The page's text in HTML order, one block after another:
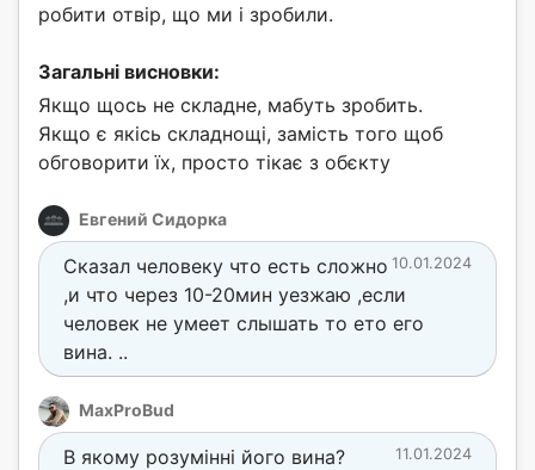
робити отвір, що ми і зробили.
Загальні висновки:
Якщо щось не складне, мабуть зробить.
Якщо є якісь складнощі, замість того щоб
обговорити їх, просто тікає з обєкту
Евгений Сидорка
10.01.2024
Сказал человеку что есть сложно
,и что через 10-20мин уезжаю ,если
человек не умеет слышать то ето его
вина. ..
MaxProBud
11.01.2024
В якому розумінні його вина?